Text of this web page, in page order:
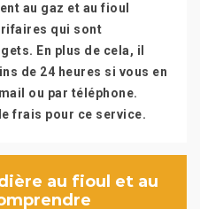
au gaz et au fioul
qui sont
En plus de cela, il
de 24 heures si vous en
ou par téléphone.
frais pour ce service.
au fioul et au